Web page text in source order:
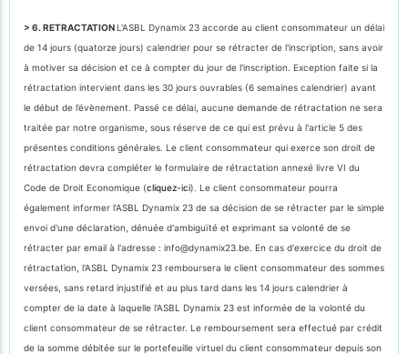
> 6. RETRACTATIONL'ASBL Dynamix 23 accorde au client consommateur un délai
de 14 jours (quatorze jours) calendrier pour se rétracter de l'inscription, sans avoir
à motiver sa décision et ce à compter du jour de l'inscription. Exception faite si la
rétractation intervient dans les 30 jours ouvrables (6 semaines calendrier) avant
le début de l’évènement. Passé ce délai, aucune demande de rétractation ne sera
traitée par notre organisme, sous réserve de ce qui est prévu à l'article 5 des
présentes conditions générales. Le client consommateur qui exerce son droit de
rétractation devra compléter le formulaire de rétractation annexé livre VI du
Code de Droit Economique (cliquez-ici). Le client consommateur pourra
également informer l’ASBL Dynamix 23 de sa décision de se rétracter par le simple
envoi d'une déclaration, dénuée d'ambiguïté et exprimant sa volonté de se
rétracter par email à l'adresse : info@dynamix23.be. En cas d'exercice du droit de
rétractation, l'ASBL Dynamix 23 remboursera le client consommateur des sommes
versées, sans retard injustifié et au plus tard dans les 14 jours calendrier à
compter de la date à laquelle l'ASBL Dynamix 23 est informée de la volonté du
client consommateur de se rétracter. Le remboursement sera effectué par crédit
de la somme débitée sur le portefeuille virtuel du client consommateur depuis son